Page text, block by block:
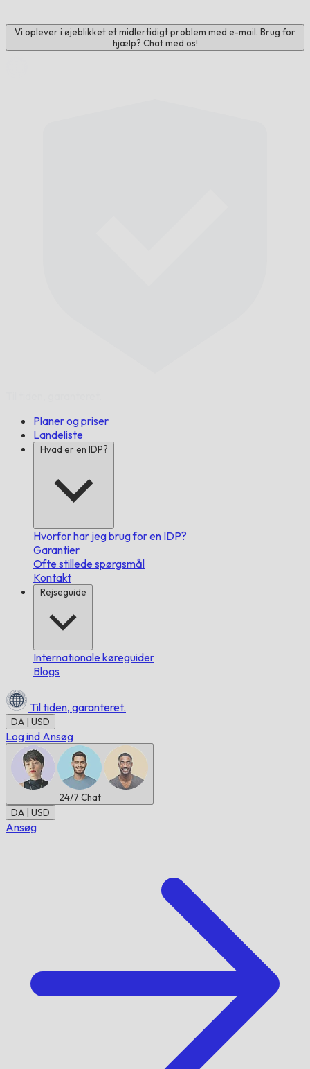
Vi oplever i øjeblikket et midlertidigt problem med e-mail. Brug for
hjælp? Chat med os!
Planer og priser
Landeliste
Hvad er en IDP?
Hvorfor har jeg brug for en IDP?
Garantier
Ofte stillede spørgsmål
Kontakt
Rejseguide
Internationale køreguider
Blogs
Til tiden, garanteret.
DA | USD
Log ind Ansøg
24/7 Chat
DA | USD
Ansøg